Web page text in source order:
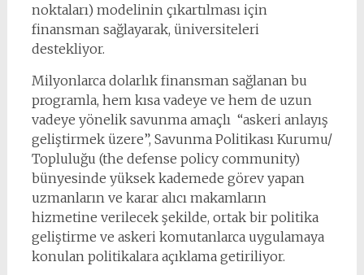
noktaları) modelinin çıkartılması için
finansman sağlayarak, üniversiteleri
destekliyor.
Milyonlarca dolarlık finansman sağlanan bu
programla, hem kısa vadeye ve hem de uzun
vadeye yönelik savunma amaçlı “askeri anlayış
geliştirmek üzere”, Savunma Politikası Kurumu/
Topluluğu (the defense policy community)
bünyesinde yüksek kademede görev yapan
uzmanların ve karar alıcı makamların
hizmetine verilecek şekilde, ortak bir politika
geliştirme ve askeri komutanlarca uygulamaya
konulan politikalara açıklama getiriliyor.